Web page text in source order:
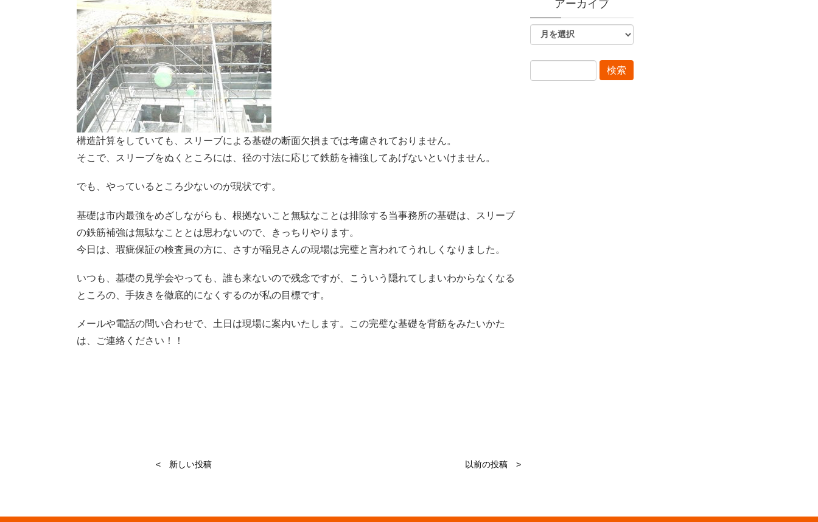
構造計算をしていても、スリーブによる基礎の断面欠損までは考慮されておりません。
そこで、スリーブをぬくところには、径の寸法に応じて鉄筋を補強してあげないといけません。
でも、やっているところ少ないのが現状です。
基礎は市内最強をめざしながらも、根拠ないこと無駄なことは排除する当事務所の基礎は、スリーブ
の鉄筋補強は無駄なこととは思わないので、きっちりやります。
今日は、瑕疵保証の検査員の方に、さすが稲見さんの現場は完璧と言われてうれしくなりました。
いつも、基礎の見学会やっても、誰も来ないので残念ですが、こういう隠れてしまいわからなくなる
ところの、手抜きを徹底的になくするのが私の目標です。
メールや電話の問い合わせで、土日は現場に案内いたします。この完璧な基礎を背筋をみたいかた
は、ご連絡ください！！
< 新しい投稿 以前の投稿 >
アーカイブ